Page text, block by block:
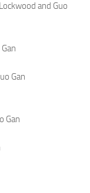
and Guo
Gan
Gan